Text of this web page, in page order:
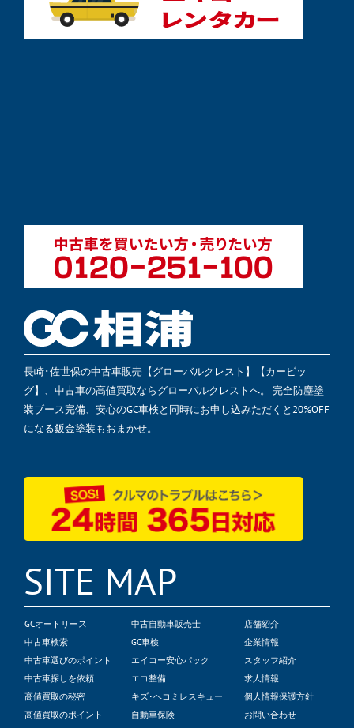
長崎･佐世保の中古車販売【グローバルクレスト】【カービッ
グ】、中古車の高値買取ならグローバルクレストへ。 完全防塵塗
装ブース完備、安心のGC車検と同時にお申し込みただくと20%OFF
になる鈑金塗装もおまかせ。
SITE MAP
GCオートリース
中古車検索
中古車選びのポイント
中古車探しを依頼
高値買取の秘密
高値買取のポイント
中古自動車販売士
GC車検
エイコー安心パック
エコ整備
キズ･ヘコミレスキュー
自動車保険
店舗紹介
企業情報
スタッフ紹介
求人情報
個人情報保護方針
お問い合わせ